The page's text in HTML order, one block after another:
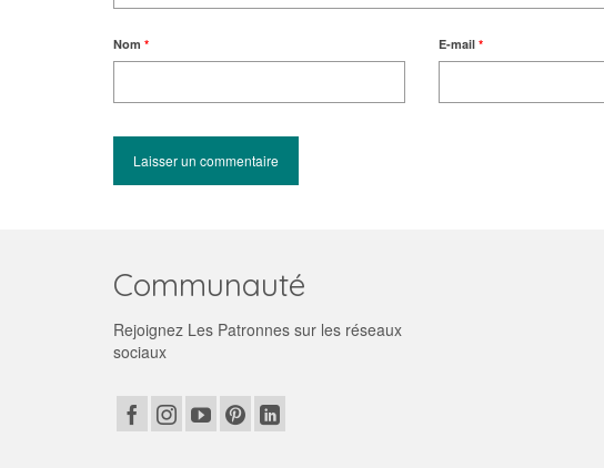
Nom * E-mail *
Communauté
Rejoignez Les Patronnes sur les réseaux
sociaux